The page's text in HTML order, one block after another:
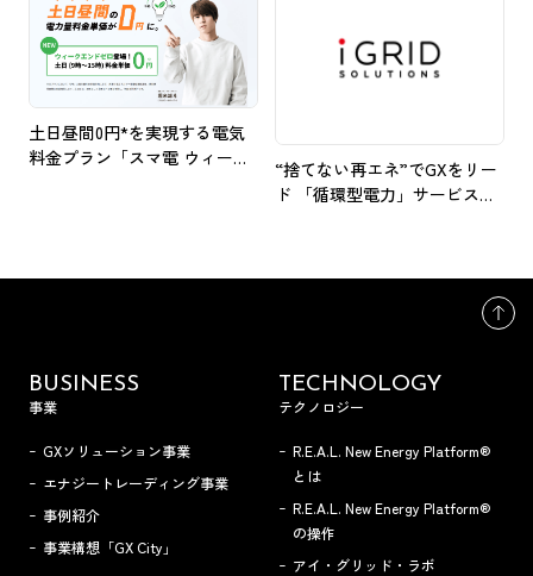
土日昼間0円*を実現する電気
料金プラン「スマ電 ウィーク
“捨てない再エネ”でGXをリー
ド 「循環型電力」サービスを
BUSINESS
事業
GXソリューション事業
エナジートレーディング事業
事例紹介
事業構想「GX City」
TECHNOLOGY
テクノロジー
R.E.A.L. New Energy Platform®
とは
R.E.A.L. New Energy Platform®
の操作
アイ・グリッド・ラボ